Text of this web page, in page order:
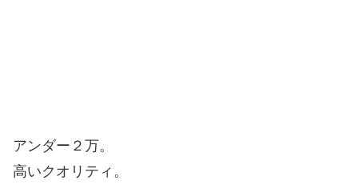
アンダー２万。
高いクオリティ。